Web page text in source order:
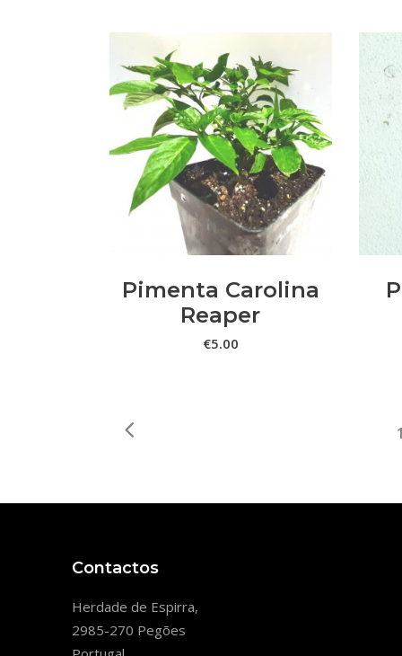
ADICIONAR
Pimenta Carolina
Reaper
€5.00
1
Contactos
Herdade de Espirra,
2985-270 Pegões